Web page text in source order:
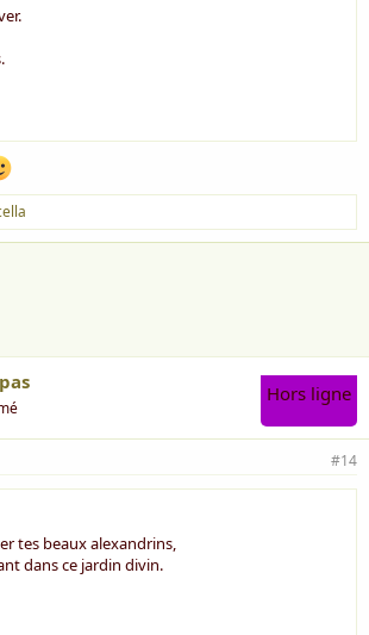
Hors ligne
#14
tes beaux alexandrins,
dans ce jardin divin.